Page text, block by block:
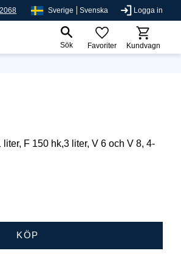
Sverige Svenska Logga in
Sök
Favoriter Kundvagn
F 150 hk,3 liter, V 6 och V 8, 4-
KÖP